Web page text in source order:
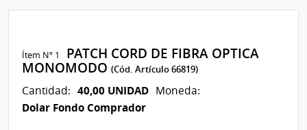
Ítem Nº 1
PATCH CORD DE FIBRA OPTICA
MONOMODO(Cód. Artículo 66819)
Cantidad: 40,00 UNIDAD Moneda:
Dolar Fondo Comprador